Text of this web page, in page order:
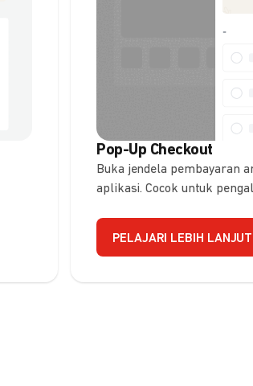
Pop-Up Checkout
Buka jendela pembayaran
aplikasi. Cocok untuk
PELAJARI LEBIH LANJUT